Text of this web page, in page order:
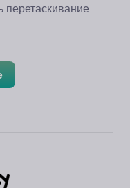
перетаскивание